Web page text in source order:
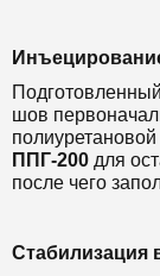
шов
ППГ-200 для
после чего
Стабилизация